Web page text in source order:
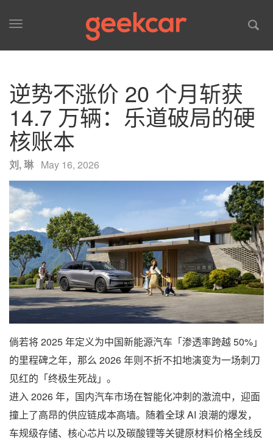
Toggle
逆势不涨价 20 个月斩获
14.7 万辆：乐道破局的硬
核账本
刘, 琳 May 16, 2026
倘若将 2025 年定义为中国新能源汽车「渗透率跨越 50%」
的里程碑之年，那么 2026 年则不折不扣地演变为一场刺刀
见红的「终极生死战」。
进入 2026 年，国内汽车市场在智能化冲刺的激流中，迎面
撞上了高昂的供应链成本高墙。随着全球 AI 浪潮的爆发，
车规级存储、核心芯片以及碳酸锂等关键原材料价格全线反